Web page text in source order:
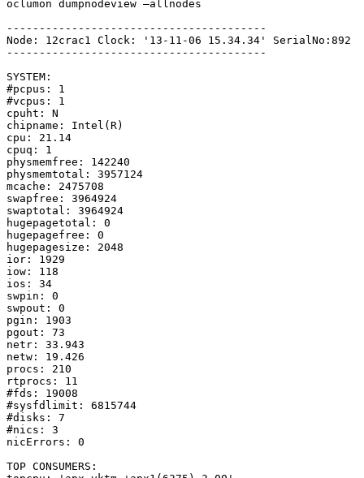
oclumon dumpnodeview –allnodes
----------------------------------------
Node: 12crac1 Clock: '13-11-06 15.34.34' SerialNo:892
----------------------------------------
SYSTEM:
#pcpus: 1
#vcpus: 1
cpuht: N
chipname: Intel(R)
cpu: 21.14
cpuq: 1
physmemfree: 142240
physmemtotal: 3957124
mcache: 2475708
swapfree: 3964924
swaptotal: 3964924
hugepagetotal: 0
hugepagefree: 0
hugepagesize: 2048
ior: 1929
iow: 118
ios: 34
swpin: 0
swpout: 0
pgin: 1903
pgout: 73
netr: 33.943
netw: 19.426
procs: 210
rtprocs: 11
#fds: 19008
#sysfdlimit: 6815744
#disks: 7
#nics: 3
nicErrors: 0
TOP CONSUMERS: